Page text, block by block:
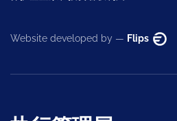
Website developed by — Flips